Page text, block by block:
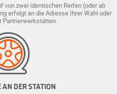
von zwei identischen Reifen (oder ab
erfolgt an die Adresse Ihrer Wahl oder
Partnerwerkstätten.
AN DER STATION